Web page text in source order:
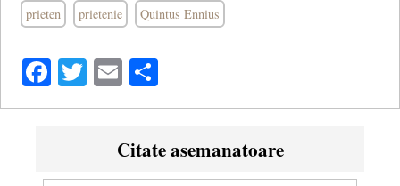
prieten prietenie Quintus Ennius
Facebook
Twitter
Email
Citate asemanatoare